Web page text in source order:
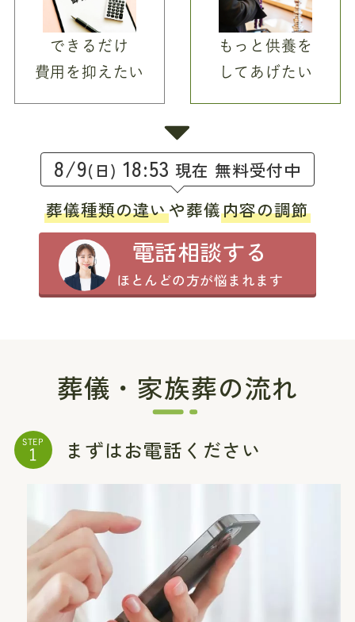
できるだけ
費用を抑えたい
もっと供養を
してあげたい
8/9(日) 18:53 現在 無料受付中
葬儀種類の違いや葬儀内容の調節
電話相談する
ほとんどの方が悩まれます
葬儀・家族葬の流れ
STEP まずはお電話ください